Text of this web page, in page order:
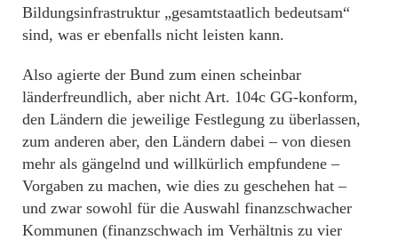
Bildungsinfrastruktur „gesamtstaatlich bedeutsam“
sind, was er ebenfalls nicht leisten kann.
Also agierte der Bund zum einen scheinbar
länderfreundlich, aber nicht Art. 104c GG-konform,
den Ländern die jeweilige Festlegung zu überlassen,
zum anderen aber, den Ländern dabei – von diesen
mehr als gängelnd und willkürlich empfundene –
Vorgaben zu machen, wie dies zu geschehen hat –
und zwar sowohl für die Auswahl finanzschwacher
Kommunen (finanzschwach im Verhältnis zu vier